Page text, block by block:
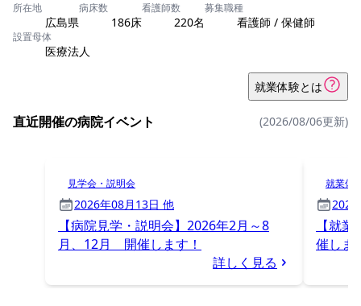
所在地
広島県
病床数
186床
看護師数
220名
募集職種
看護師 / 保健師
設置母体
医療法人
就業体験とは
直近開催の病院イベント (2026/08/06更新)
見学会・説明会
2026年08月13日 他
【病院見学・説明会】2026年2月～8
月、12月 開催します！
詳しく見る
就業体
2026
【就
催しま